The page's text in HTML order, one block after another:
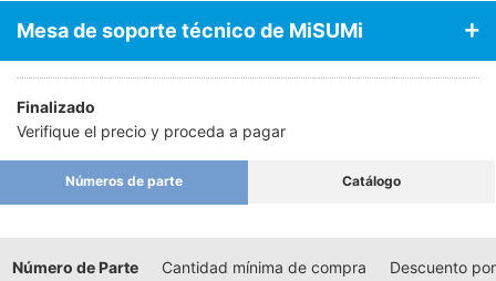
Mesa de soporte técnico de MiSUMi
Finalizado
Verifique el precio y proceda a pagar
Números de parte Catálogo
Número de Parte Cantidad mínima de compra Descuento